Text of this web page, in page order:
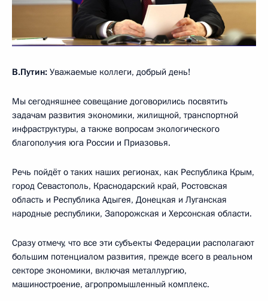
В.Путин: Уважаемые коллеги, добрый день!
Мы сегодняшнее совещание договорились посвятить
задачам развития экономики, жилищной, транспортной
инфраструктуры, а также вопросам экологического
благополучия юга России и Приазовья.
Речь пойдёт о таких наших регионах, как Республика Крым,
город Севастополь, Краснодарский край, Ростовская
область и Республика Адыгея, Донецкая и Луганская
народные республики, Запорожская и Херсонская области.
Сразу отмечу, что все эти субъекты Федерации располагают
большим потенциалом развития, прежде всего в реальном
секторе экономики, включая металлургию,
машиностроение, агропромышленный комплекс.